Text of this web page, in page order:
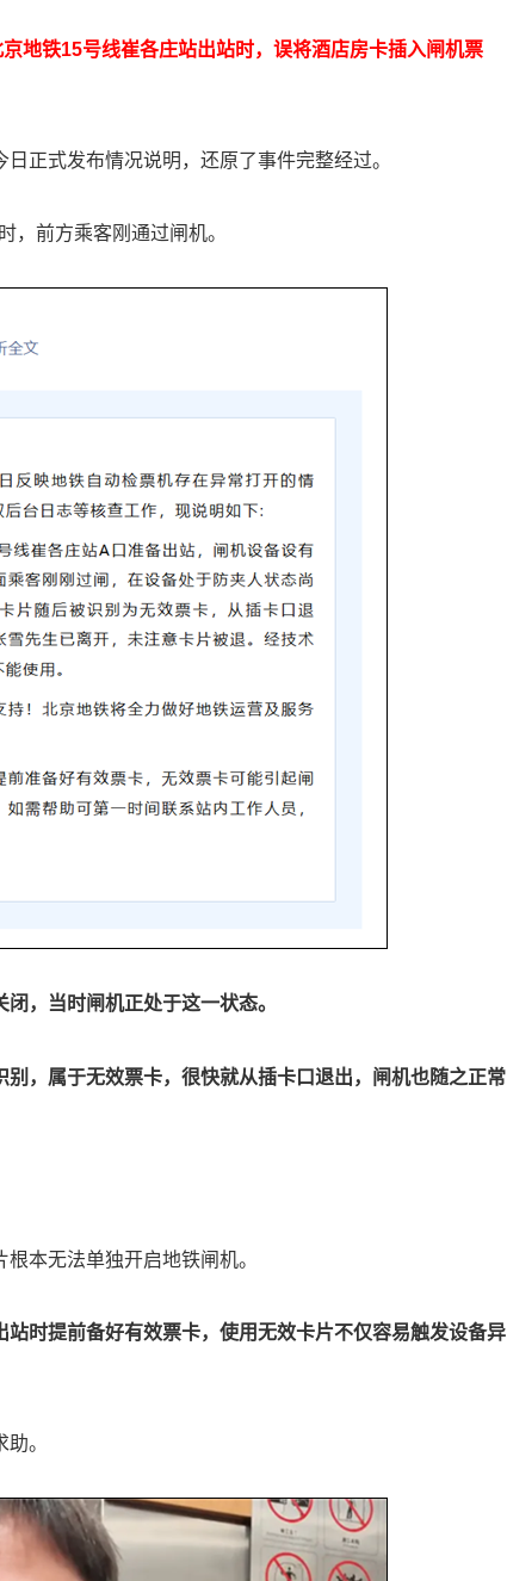
地铁15号线崔各庄站出站时，误将酒店房卡插入闸机票
正式发布情况说明，还原了事件完整经过。
，前方乘客刚通过闸机。
，当时闸机正处于这一状态。
，属于无效票卡，很快就从插卡口退出，闸机也随之正常
本无法单独开启地铁闸机。
时提前备好有效票卡，使用无效卡片不仅容易触发设备异
。